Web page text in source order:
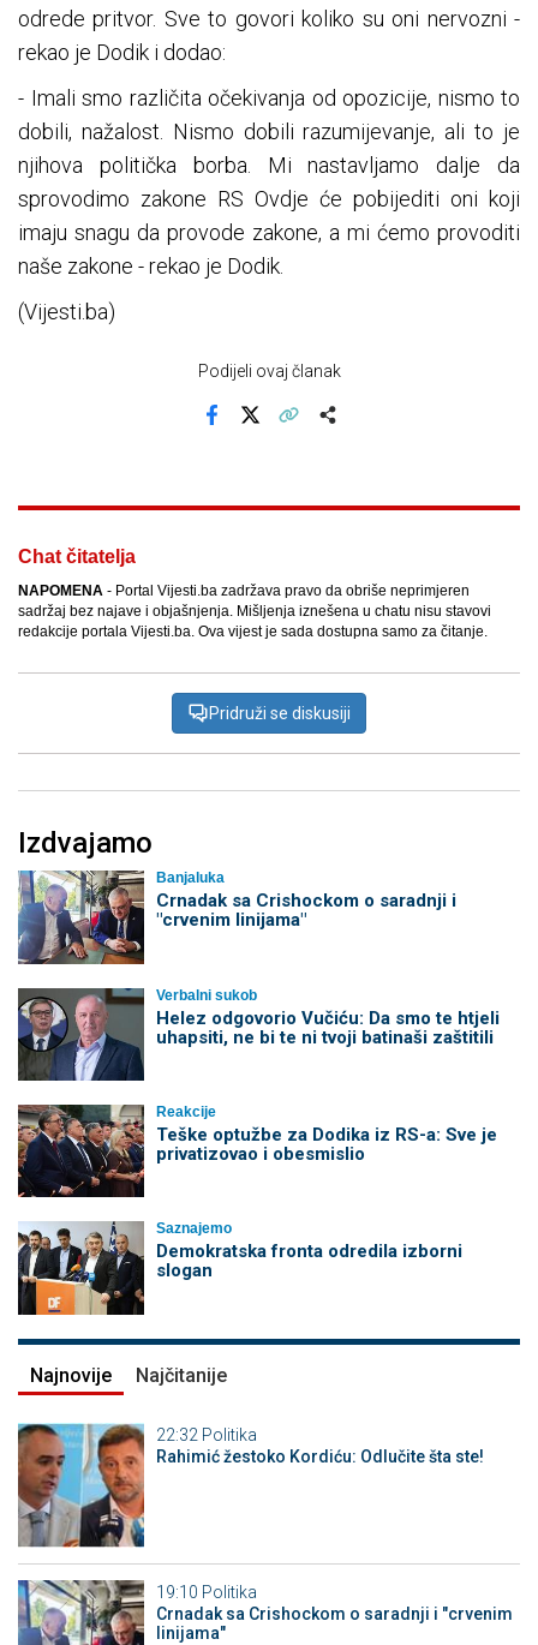
odrede pritvor. Sve to govori koliko su oni nervozni -
rekao je Dodik i dodao:
- Imali smo različita očekivanja od opozicije, nismo to
dobili, nažalost. Nismo dobili razumijevanje, ali to je
njihova politička borba. Mi nastavljamo dalje da
sprovodimo zakone RS Ovdje će pobijediti oni koji
imaju snagu da provode zakone, a mi ćemo provoditi
naše zakone - rekao je Dodik.
(Vijesti.ba)
Podijeli ovaj članak
Chat čitatelja
NAPOMENA - Portal Vijesti.ba zadržava pravo da obriše neprimjeren
sadržaj bez najave i objašnjenja. Mišljenja iznešena u chatu nisu stavovi
redakcije portala Vijesti.ba. Ova vijest je sada dostupna samo za čitanje.
Pridruži se diskusiji
Izdvajamo
Banjaluka
Crnadak sa Crishockom o saradnji i
"crvenim linijama"
Verbalni sukob
Helez odgovorio Vučiću: Da smo te htjeli
uhapsiti, ne bi te ni tvoji batinaši zaštitili
Reakcije
Teške optužbe za Dodika iz RS-a: Sve je
privatizovao i obesmislio
Saznajemo
Demokratska fronta odredila izborni
slogan
Najnovije Najčitanije
22:32 Politika
Rahimić žestoko Kordiću: Odlučite šta ste!
19:10 Politika
Crnadak sa Crishockom o saradnji i "crvenim
linijama"